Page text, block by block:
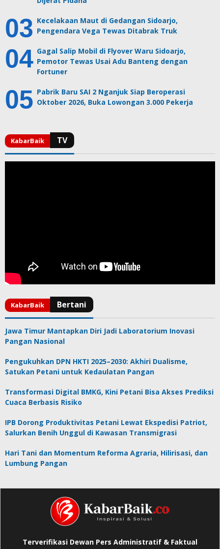
Kecelakaan Maut di Gedangan Sidoarjo,
Pengendara Vega Tewas Ditabrak Truk
Gagal Salip Mobil di Flyover Waru Sidoarjo,
Pemotor Tewas Usai Adu Banteng dengan
Fortuner
Pabrik Baru SAI 2 Nganjuk Siap Beroperasi
Oktober 2026, Buka Lowongan 3.000 Pekerja
Jawa Timur Mantapkan Diri Jadi Laboratorium Inovasi
Pangan Nasional
Pengukuhkan DPN HKTI 2025–2030: Akhiri Dualisme,
Satukan Petani untuk Kedaulatan Pangan
Transformasi Digital BMKG, Kini Petani Bisa Akses Prediksi
Cuaca Berbasis Risiko
IPB Dorong Produktivitas Petani Lewat Ekspedisi Patriot,
Salurkan Benih Unggul di Kawasan Transmigrasi
Hari Tani dan Momentum Reforma Agraria, Hilirisasi, dan
Lumbung Pangan
Terverifikasi Dewan Pers Administratif & Faktual